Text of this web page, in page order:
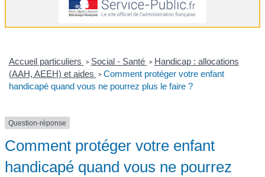
Accueil particuliers > Social - Santé > Handicap : allocations
(AAH, AEEH) et aides > Comment protéger votre enfant
handicapé quand vous ne pourrez plus le faire ?
Question-réponse
Comment protéger votre enfant
handicapé quand vous ne pourrez